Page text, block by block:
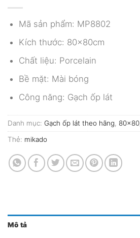
Mã sản phẩm: MP8802
Kích thước: 80x80cm
Chất liệu: Porcelain
Bề mặt: Mài bóng
Công năng: Gạch ốp lát
Danh mục: Gạch ốp lát theo hãng 80x80
Thẻ: mikado
Mô tả